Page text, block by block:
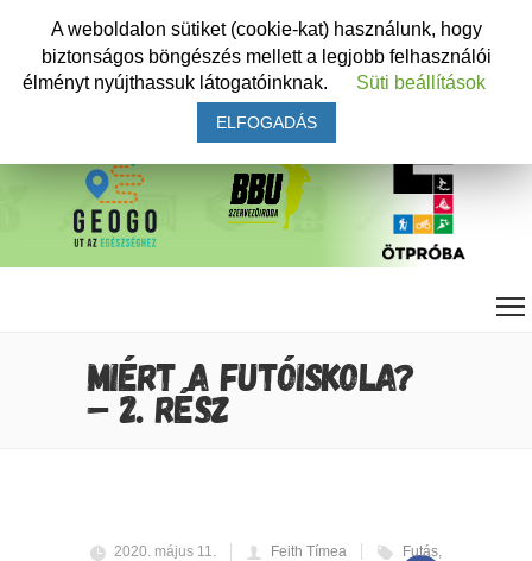
MIÉRT A FUTÓISKOLA?
– 2. RÉSZ
2020. május 11. Feith Tímea Futás,
A weboldalon sütiket (cookie-kat) használunk, hogy
biztonságos böngészés mellett a legjobb felhasználói
élményt nyújthassuk látogatóinknak.
Süti beállítások
ELFOGADÁS